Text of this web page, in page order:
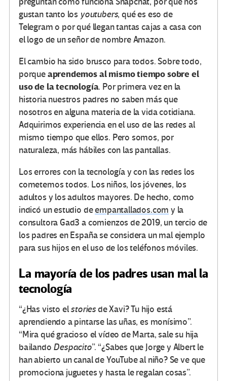
gustan tanto los youtubers, qué es eso de
Telegram o por qué llegan tantas cajas a casa con
el logo de un señor de nombre Amazon.
El cambio ha sido brusco para todos. Sobre todo,
porqueaprendemos al mismo tiempo sobre el
uso de la tecnología. Por primera vez en la
historia nuestros padres no saben más que
nosotros en alguna materia de la vida cotidiana.
Adquirimos experiencia en el uso de las redes al
mismo tiempo que ellos. Pero somos, por
naturaleza, más hábiles con las pantallas.
Los errores con la tecnología y con las redes los
cometemos todos. Los niños, los jóvenes, los
adultos y los adultos mayores. De hecho, como
indicó un estudio deempantallados.com y la
consultora Gad3 a comienzos de 2019, un tercio de
los padres en España se considera un mal ejemplo
para sus hijos en el uso de los teléfonos móviles.
La mayoría de los padres usan mal la
tecnología
“¿Has visto elstoriesde Xavi? Tu hijo está
aprendiendo a pintarse las uñas, es monísimo”.
“Mira qué gracioso el vídeo de Marta, sale su hija
bailando Despacito”. “¿Sabes que Jorge y Albert le
han abierto un canal de YouTube al niño? Se ve que
promociona juguetes y hasta le regalan cosas”.